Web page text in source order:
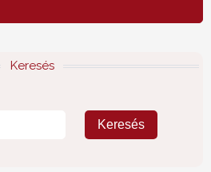
Keresés